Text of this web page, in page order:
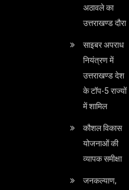
अठावले का
उत्तराखण्ड दौरा
साइबर अपराध
नियंत्रण में
उत्तराखण्ड देश
के टॉप-5 राज्यों
में शामिल
कौशल विकास
योजनाओं की
व्यापक समीक्षा
जनकल्याण,